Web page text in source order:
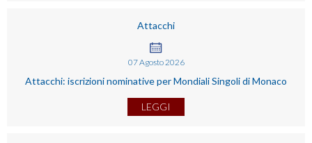
Attacchi
07Agosto 2026
Attacchi: iscrizioni nominative per Mondiali Singoli di Monaco
LEGGI